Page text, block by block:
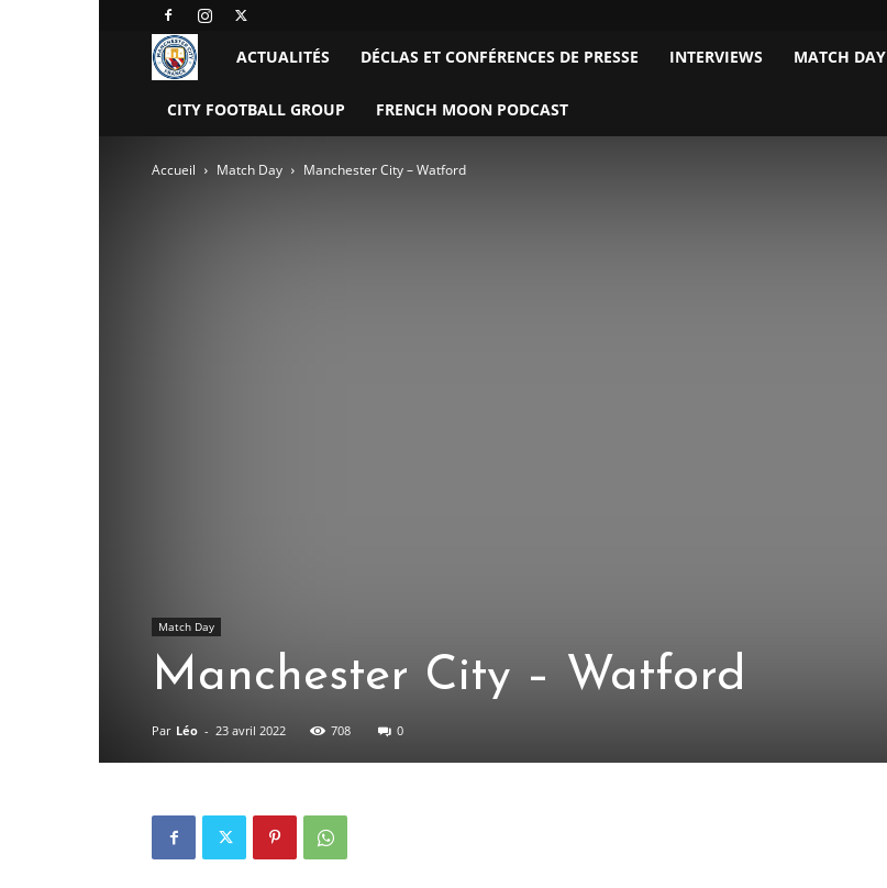
Manchester
City
FC
ACTUALITÉS DÉCLAS ET CONFÉRENCES DE PRESSE INTERVIEWS MATCH DAY
CITY FOOTBALL GROUP FRENCH MOON PODCAST
Accueil Match Day Manchester City – Watford
Match Day
Manchester City – Watford
Par Léo - 23 avril 2022 708 0